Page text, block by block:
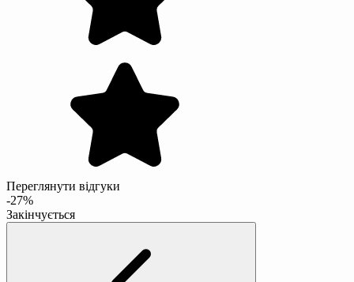
Переглянути відгуки
-27%
Закінчується